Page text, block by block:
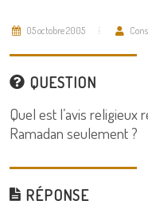
05 octobre 2005
QUESTION
Quel est l’avis religieux
Ramadan seulement ?
RÉPONSE